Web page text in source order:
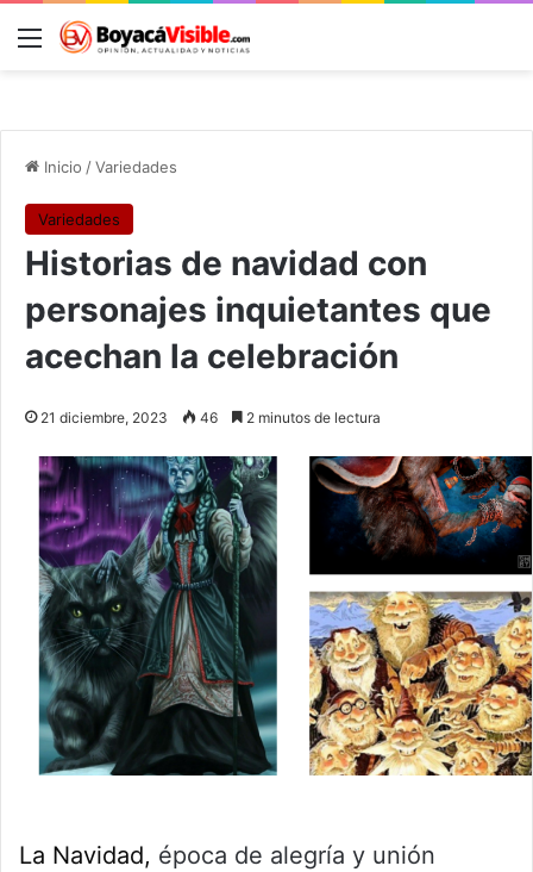
Menú
Inicio /Variedades
Variedades
Historias de navidad con
personajes inquietantes que
acechan la celebración
21 diciembre, 2023 46 2 minutos de lectura
La Navidad, época de alegría y unión